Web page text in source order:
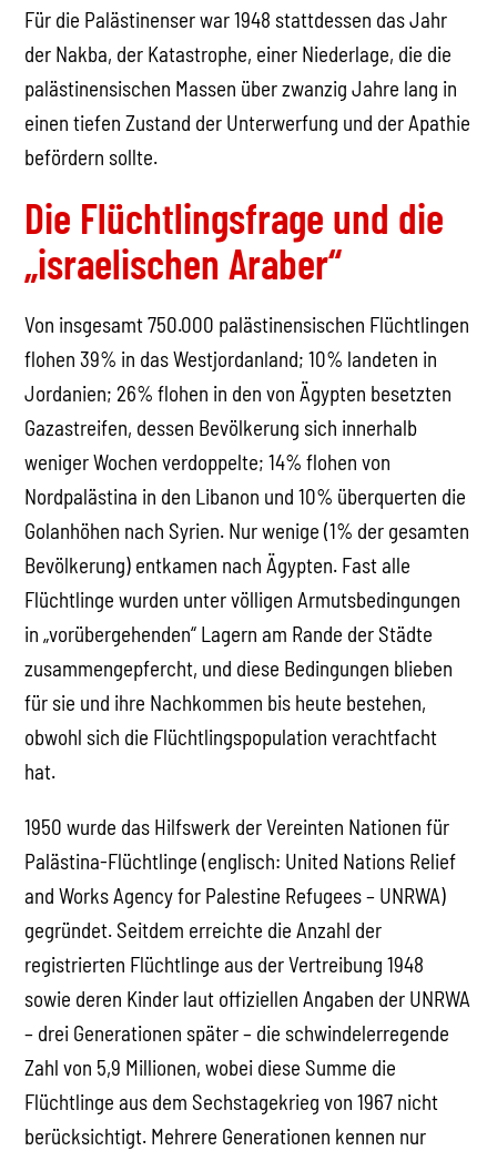
Für die Palästinenser war 1948 stattdessen das Jahr
der Nakba, der Katastrophe, einer Niederlage, die die
palästinensischen Massen über zwanzig Jahre lang in
einen tiefen Zustand der Unterwerfung und der Apathie
befördern sollte.
Die Flüchtlingsfrage und die
„israelischen Araber“
Von insgesamt 750.000 palästinensischen Flüchtlingen
flohen 39% in das Westjordanland; 10% landeten in
Jordanien; 26% flohen in den von Ägypten besetzten
Gazastreifen, dessen Bevölkerung sich innerhalb
weniger Wochen verdoppelte; 14% flohen von
Nordpalästina in den Libanon und 10% überquerten die
Golanhöhen nach Syrien. Nur wenige (1% der gesamten
Bevölkerung) entkamen nach Ägypten. Fast alle
Flüchtlinge wurden unter völligen Armutsbedingungen
in „vorübergehenden“ Lagern am Rande der Städte
zusammengepfercht, und diese Bedingungen blieben
für sie und ihre Nachkommen bis heute bestehen,
obwohl sich die Flüchtlingspopulation verachtfacht
hat.
1950 wurde das Hilfswerk der Vereinten Nationen für
Palästina-Flüchtlinge (englisch: United Nations Relief
and Works Agency for Palestine Refugees – UNRWA)
gegründet. Seitdem erreichte die Anzahl der
registrierten Flüchtlinge aus der Vertreibung 1948
sowie deren Kinder laut offiziellen Angaben der UNRWA
– drei Generationen später – die schwindelerregende
Zahl von 5,9 Millionen, wobei diese Summe die
Flüchtlinge aus dem Sechstagekrieg von 1967 nicht
berücksichtigt. Mehrere Generationen kennen nur